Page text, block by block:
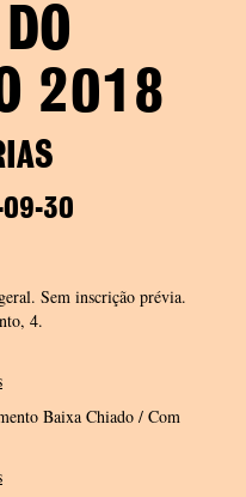
2018
30
Sem inscrição prévia.
4.
Baixa Chiado / Com